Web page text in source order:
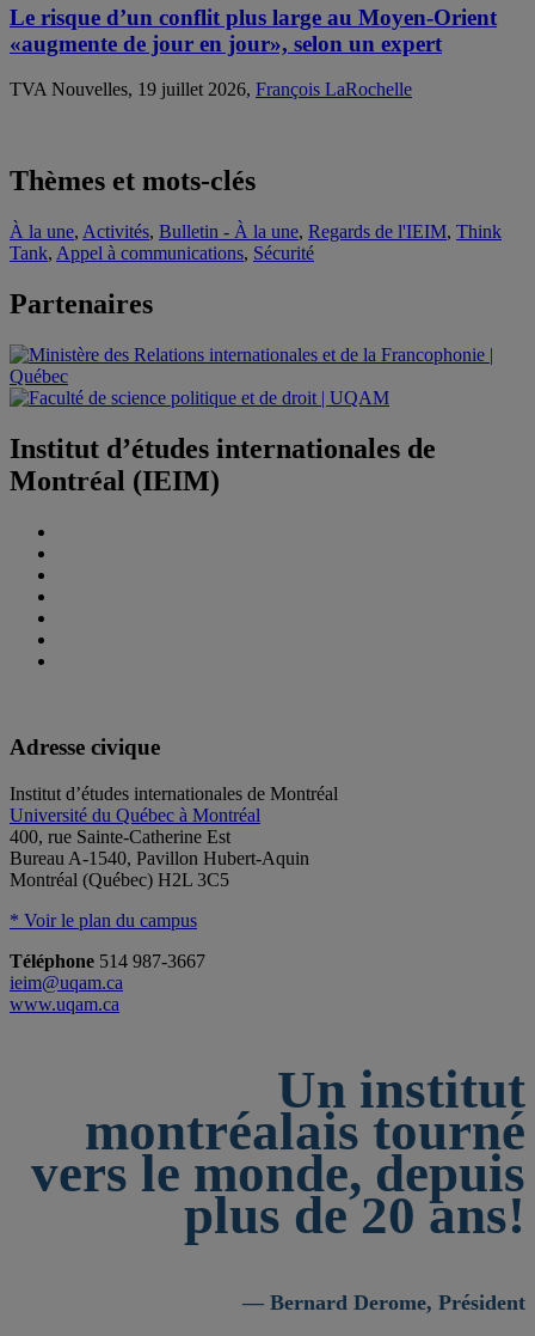
Le risque d’un conflit plus large au Moyen-Orient
«augmente de jour en jour», selon un expert
TVA Nouvelles, 19 juillet 2026, François LaRochelle
Thèmes et mots-clés
À la une, Activités, Bulletin - À la une, Regards de l'IEIM, Think
Tank, Appel à communications, Sécurité
Partenaires
Institut d’études internationales de
Montréal (IEIM)
Adresse civique
Institut d’études internationales de Montréal
Université du Québec à Montréal
400, rue Sainte-Catherine Est
Bureau A-1540, Pavillon Hubert-Aquin
Montréal (Québec) H2L 3C5
* Voir le plan du campus
Téléphone 514 987-3667
ieim@uqam.ca
www.uqam.ca
Un institut
montréalais tourné
vers le monde, depuis
plus de 20 ans!
— Bernard Derome, Président